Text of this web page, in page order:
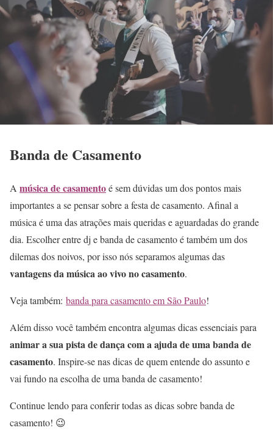
Banda de Casamento
A música de casamentoé sem dúvidas um dos pontos mais
importantes a se pensar sobre a festa de casamento. Afinal a
música é uma das atrações mais queridas e aguardadas do grande
dia. Escolher entre dj e banda de casamento é também um dos
dilemas dos noivos, por isso nós separamos algumas das
vantagens da música ao vivo no casamento.
Veja também: banda para casamento em São Paulo!
Além disso você também encontra algumas dicas essenciais para
animar a sua pista de dança com a ajuda de uma banda de
casamento. Inspire-se nas dicas de quem entende do assunto e
vai fundo na escolha de uma banda de casamento!
Continue lendo para conferir todas as dicas sobre banda de
casamento! 😉